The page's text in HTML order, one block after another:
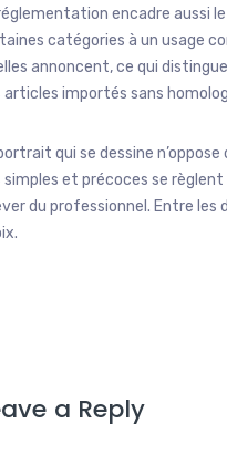
encadre aussi
catégories à un usage
annoncent, ce qui
articles importés sans
qui se dessine
simples et précoces se
du professionnel. Entre les
a Reply